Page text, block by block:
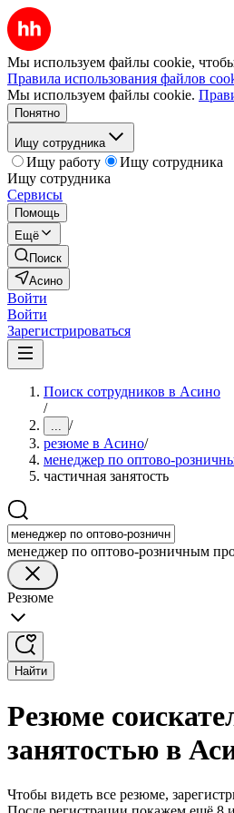
Мы используем файлы cookie, чтобы
Правила использования файлов
Мы используем файлы cookie.
Понятно
Ищу сотрудника
Ищу работу
Ищу сотрудника
Ищу сотрудника
Сервисы
Помощь
Ещё
Поиск
Асино
Войти
Войти
Зарегистрироваться
Поиск сотрудников в Асино
/
... /
резюме в Асино/
менеджер по оптово-
частичная занятость
менеджер по оптово-розничным
Резюме
Найти
Резюме
занятостью в
Чтобы видеть все резюме,